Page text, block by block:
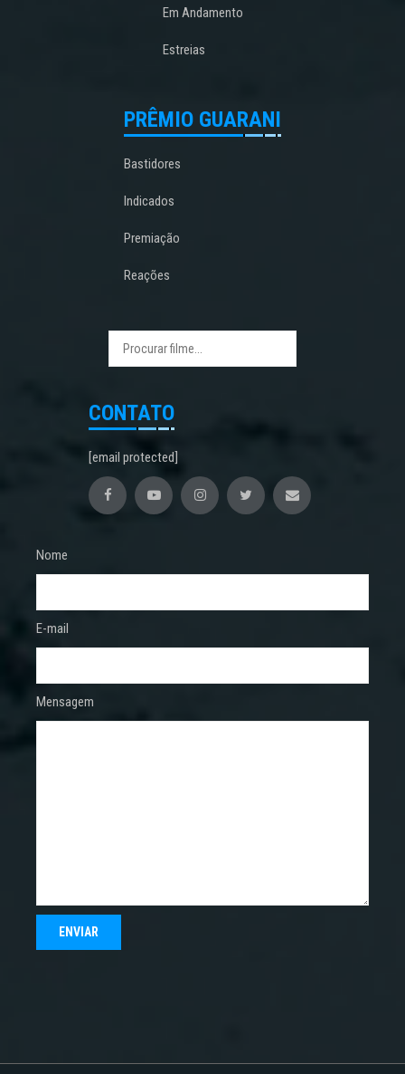
Em Andamento
Estreias
PRÊMIO GUARANI
Bastidores
Indicados
Premiação
Reações
CONTATO
[email protected]
Nome
E-mail
Mensagem